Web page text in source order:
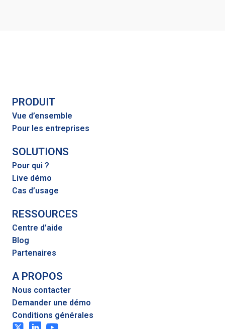
PRODUIT
Vue d’ensemble
Pour les entreprises
SOLUTIONS
Pour qui ?
Live démo
Cas d’usage
RESSOURCES
Centre d’aide
Blog
Partenaires
A PROPOS
Nous contacter
Demander une démo
Conditions générales